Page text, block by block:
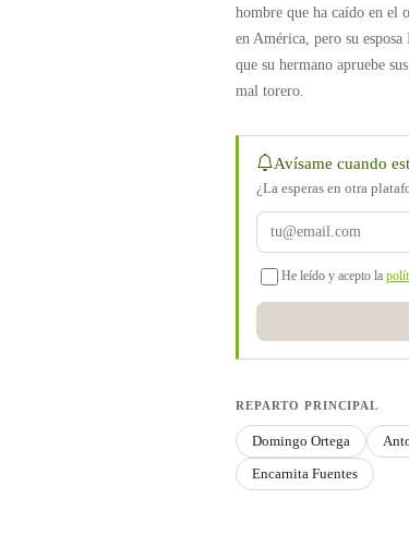
hombre que ha caído en el
en América, pero su
que su hermano apruebe
mal torero.
Avísame cuando
¿La esperas en otra
He leído y acepto la
REPARTO PRINCIPAL
Domingo Ortega
Encarnita Fuentes